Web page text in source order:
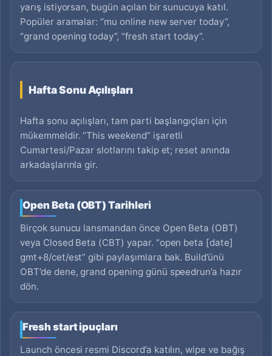
yarış istiyorsan, bugün açılan bir sunucuya katıl.
Popüler aramalar: “mu online new server today”,
“grand opening today”, “fresh start today”.
Hafta Sonu Açılışları
Hafta sonu açılışları, tam parti başlangıçları için
mükemmeldir. “This weekend” işaretli
Cumartesi/Pazar slotlarını takip et; reset anında
arkadaşlarınla gir.
Open Beta (OBT) Tarihleri
Birçok sunucu lansmandan önce Open Beta (OBT)
veya Closed Beta (CBT) yapar. “open beta [date]
gmt+8/cet/est” gibi paylaşımlara bak. Build’ünü
OBT’de dene, grand opening günü speedrun’a hazır
dön.
Fresh start ipuçları
Launch öncesi resmi Discord’a katılın, wipe ve bağış